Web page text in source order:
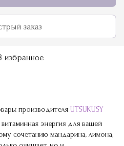
заказ
избранное
производителя UTSUKUSY
энергия для вашей
сочетанию мандарина, лимона,